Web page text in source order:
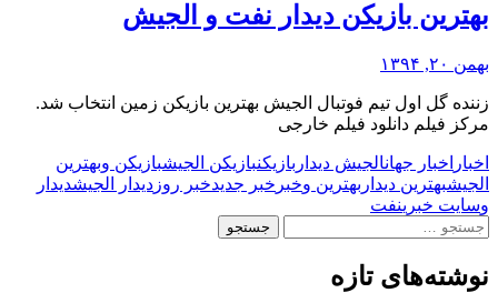
بهترین بازیکن دیدار نفت و الجیش
بهمن ۲۰, ۱۳۹۴
زننده گل اول تیم فوتبال الجیش بهترین بازیکن زمین انتخاب شد.
مرکز فیلم دانلود فیلم خارجی
اخبار اخبار جهانالجیش دیدار بازیکنبازیکن الجیشبازیکن وبهترین
الجیشبهترین دیدار بهترین وخبر خبر جدیدخبر روز دیدار الجیشدیدار
وسایت خبرینفت
جستجو
نوشته‌های تازه